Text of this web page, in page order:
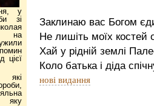
Заклинаю вас Богом
Не лишіть моїх костей
Хай у рідній землі
Коло батька і діда
нові видання
у
зі
на
цієї
яку